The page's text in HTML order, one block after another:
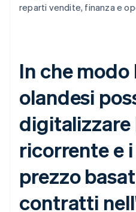
reparti vendite, finanza e
In che modo
olandesi
ricorrente e
prezzo
contratti